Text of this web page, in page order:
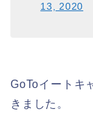
13, 2020
GoToイートキ
きました。